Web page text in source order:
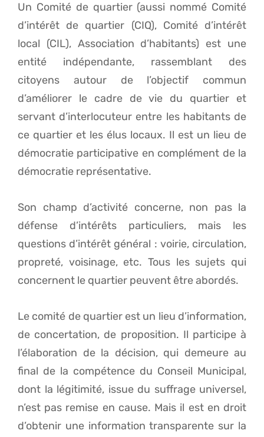
Un Comité de quartier (aussi nommé Comité
d’intérêt de quartier (CIQ), Comité d’intérêt
local (CIL), Association d’habitants) est une
entité indépendante, rassemblant des
citoyens autour de l’objectif commun
d’améliorer le cadre de vie du quartier et
servant d’interlocuteur entre les habitants de
ce quartier et les élus locaux. Il est un lieu de
démocratie participative en complément de la
démocratie représentative.
Son champ d’activité concerne, non pas la
défense d’intérêts particuliers, mais les
questions d’intérêt général : voirie, circulation,
propreté, voisinage, etc. Tous les sujets qui
concernent le quartier peuvent être abordés.
Le comité de quartier est un lieu d’information,
de concertation, de proposition. Il participe à
l’élaboration de la décision, qui demeure au
final de la compétence du Conseil Municipal,
dont la légitimité, issue du suffrage universel,
n’est pas remise en cause. Mais il est en droit
d’obtenir une information transparente sur la